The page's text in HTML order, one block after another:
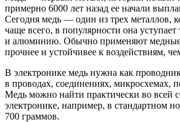
примерно 6000 лет назад ее начали
Сегодня медь — один из трех металлов,
чаще всего, в популярности она уступает
и алюминию. Обычно применяют
прочнее и устойчивее к воздействиям,
В электронике медь нужна как
в проводах, соединениях, микросхемах,
Медь можно найти практически во всей
электронике, например, в стандартном
700 граммов.